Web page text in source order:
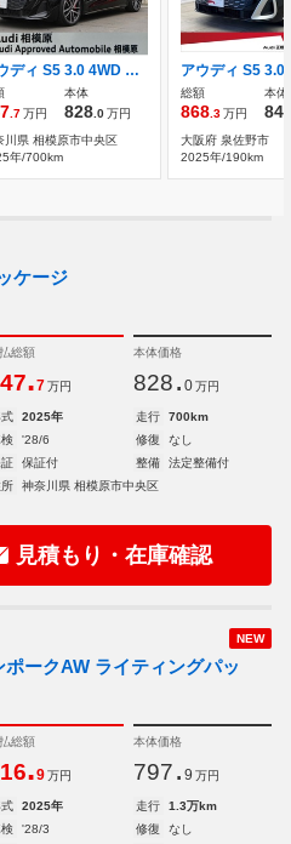
アウディ S5 3.0 4WD ライティングパッケージ
.7万円
本体
828.0万円
川県 相模原市中央区
年/700km
総額
868.3万円
本体
大阪府 泉佐野市
2025年/190km
ケージ
総額
.7 万円
本体価格
828. 0 万円
2025年 走行
700km
'28/6 修復
なし
保証付 整備
法定整備付
神奈川県 相模原市中央区
見積もり・在庫確認
NEW
ークAW ライティングパッ
総額
.9 万円
本体価格
797. 9 万円
2025年 走行
1.3万km
'28/3 修復
なし